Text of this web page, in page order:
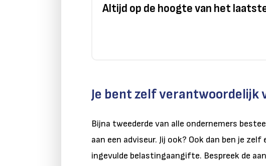
Altijd op de hoogte van het
Je bent zelf
Bijna tweederde van alle ondernemers
aan een adviseur. Jij ook? Ook dan ben je
ingevulde belastingaangifte. Bespreek de